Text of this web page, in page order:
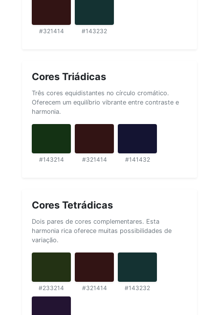
#321414 #143232
Cores Triádicas
Três cores equidistantes no círculo cromático.
Oferecem um equilíbrio vibrante entre contraste e
harmonia.
#143214 #321414 #141432
Cores Tetrádicas
Dois pares de cores complementares. Esta
harmonia rica oferece muitas possibilidades de
variação.
#233214 #321414 #143232